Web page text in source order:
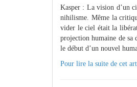
Kasper : La vision d’un
nihilisme. Même la
vider le ciel était la
projection humaine de
le début d’un nouvel
Pour lire la suite de cet